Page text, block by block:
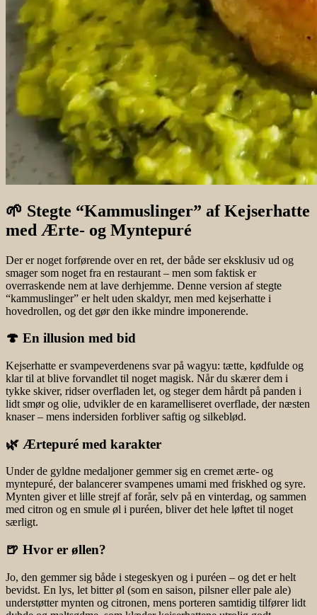
🌱 Stegte “Kammuslinger” af Kejserhatte
med Ærte- og Myntepuré
Der er noget forførende over en ret, der både ser eksklusiv ud og
smager som noget fra en restaurant – men som faktisk er
overraskende nem at lave derhjemme. Denne version af stegte
“kammuslinger” er helt uden skaldyr, men med kejserhatte i
hovedrollen, og det gør den ikke mindre imponerende.
🍄 En illusion med bid
Kejserhatte er svampeverdenens svar på wagyu: tætte, kødfulde og
klar til at blive forvandlet til noget magisk. Når du skærer dem i
tykke skiver, ridser overfladen let, og steger dem hårdt på panden i
lidt smør og olie, udvikler de en karamelliseret overflade, der næsten
knaser – mens indersiden forbliver saftig og silkeblød.
🌿 Ærtepuré med karakter
Under de gyldne medaljoner gemmer sig en cremet ærte- og
myntepuré, der balancerer svampenes umami med friskhed og syre.
Mynten giver et lille strejf af forår, selv på en vinterdag, og sammen
med citron og en smule øl i puréen, bliver det hele løftet til noget
særligt.
🍺 Hvor er øllen?
Jo, den gemmer sig både i stegeskyen og i puréen – og det er helt
bevidst. En lys, let bitter øl (som en saison, pilsner eller pale ale)
understøtter mynten og citronen, mens porteren samtidig tilfører lidt